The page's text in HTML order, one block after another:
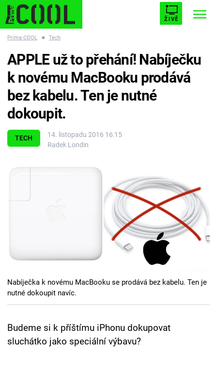
ŽIVĚ
ESCAPE PLNEJ KOTEL AVENGERS 5
Témata
Hry
Sledujte prima+
Přihlášení
Prima COOL ■ Tech
TECH
14. listopadu 2016 16:15
Radek Londin
APPLE už to přehání! Nabíječku
k novému MacBooku prodává
bez kabelu. Ten je nutné
dokoupit.
Nabíječka k novému MacBooku se prodává bez kabelu. Ten je
nutné dokoupit navíc.
Budeme si k příštímu iPhonu dokupovat
sluchátko jako speciální výbavu?